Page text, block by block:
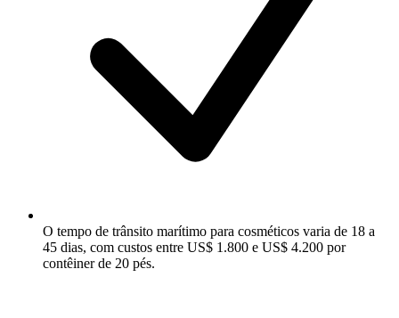
O tempo de trânsito marítimo para cosméticos varia de 18 a
45 dias, com custos entre US$ 1.800 e US$ 4.200 por
contêiner de 20 pés.